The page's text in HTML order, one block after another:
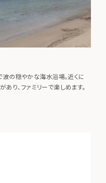
の穏やかな海水浴場。近くに
あり、ファミリーで楽しめます。